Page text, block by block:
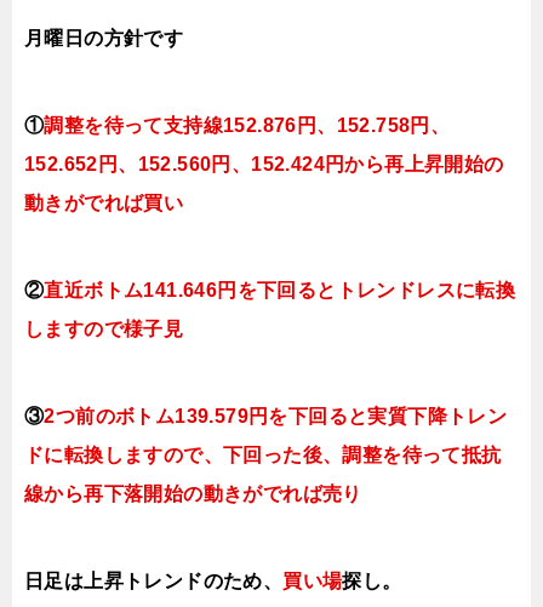
月曜日の方針です
①調整を待って支持線152.876 円、152.758円 、
152.652円、152.560円、152.424円から再上昇開始の
動きがでれば買い
②直近ボトム141.646円を下回るとトレンドレスに転換
しますので様子見
③2つ前のボトム139.579円を下回ると実質下降トレン
ドに転換 しますので、下回った後、調整を待って抵抗
線から再下落開始の動きがでれば売り
日足は上昇トレンドのため、 買い場探し。